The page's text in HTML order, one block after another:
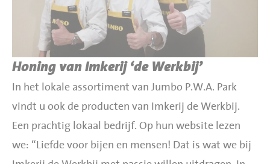
Honing van Imkerij ‘de Werkbij’
In het lokale assortiment van Jumbo P.W.A. Park
vindt u ook de producten van Imkerij de Werkbij.
Een prachtig lokaal bedrijf. Op hun website lezen
we: “Liefde voor bijen en mensen! Dat is wat we bij